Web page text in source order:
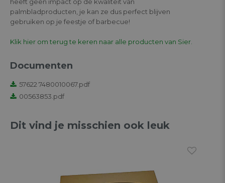
palmbladproducten, je kan ze dus perfect blijven
gebruiken op je feestje of barbecue!
Klik hier om terug te keren naar alle producten van Sier.
Documenten
57622 7480010067.pdf
00563853.pdf
Dit vind je misschien ook leuk